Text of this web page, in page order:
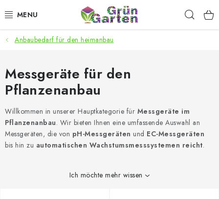
Inhalt
ANGEBOTE
LED PFLANZENLAMPEN
ANBAUBEDARF FÜR DEN HEIMANBAU
AQUARISTIK
MICROGREENS
Anbaubedarf für den heimanbau
Messgeräte für den
Pflanzenanbau
Willkommen in unserer Hauptkategorie für Messgeräte im
Pflanzenanbau. Wir bieten Ihnen eine umfassende Auswahl an
Messgeräten, die von pH-Messgeräten und EC-Messgeräten
bis hin zu automatischen Wachstumsmesssystemen reicht.
Ich möchte mehr wissen